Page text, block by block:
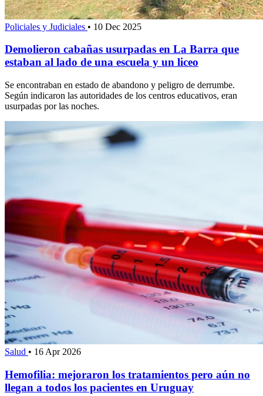
Policiales y Judiciales • 10 Dec 2025
Demolieron cabañas usurpadas en La Barra que
estaban al lado de una escuela y un liceo
Se encontraban en estado de abandono y peligro de derrumbe.
Según indicaron las autoridades de los centros educativos, eran
usurpadas por las noches.
Salud • 16 Apr 2026
Hemofilia: mejoraron los tratamientos pero aún no
llegan a todos los pacientes en Uruguay